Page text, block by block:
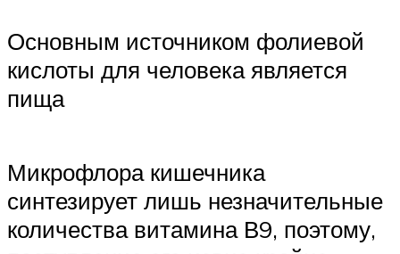
Основным источником фолиевой
кислоты для человека является
пища
Микрофлора кишечника
синтезирует лишь незначительные
количества витамина В9, поэтому,